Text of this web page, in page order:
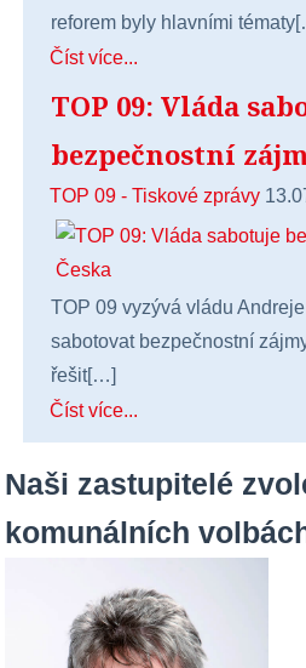
reforem byly hlavními
Číst více...
TOP 09: Vláda
bezpečnostní
TOP 09 - Tiskové zprávy
TOP 09 vyzývá vládu
sabotovat bezpečnostní
řešit[…]
Číst více...
Naši zastupitelé
komunálních